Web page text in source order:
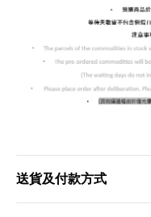
送貨及付款方式